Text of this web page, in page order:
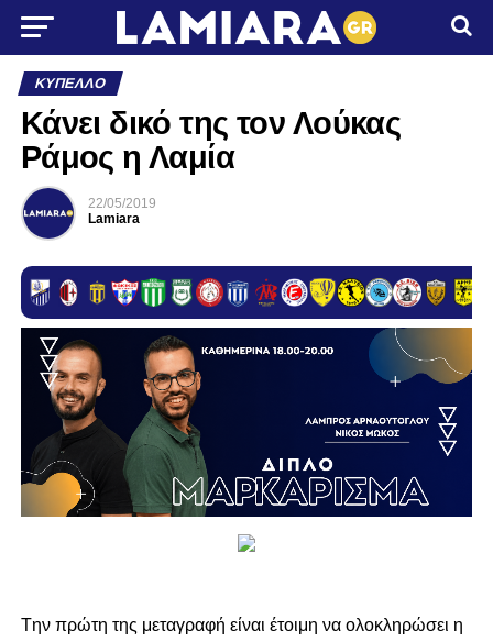
ΚΎΠΕΛΛΟ
Κάνει δικό της τον Λούκας
Ράμος η Λαμία
22/05/2019
Lamiara
Tην πρώτη της μεταγραφή είναι έτοιμη να ολοκληρώσει η